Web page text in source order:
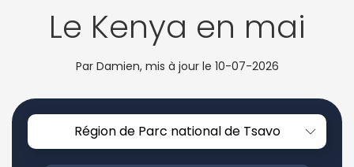
Le Kenya en mai
Par Damien, mis à jour le 10-07-2026
Région de Parc national de Tsavo